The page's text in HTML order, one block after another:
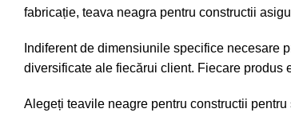
fabricație, teava neagra pentru constructii
Indiferent de dimensiunile specifice necesare
diversificate ale fiecărui client. Fiecare produs
Alegeți teavile neagre pentru constructii